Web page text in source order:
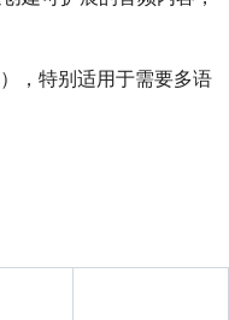
，特别适用于需要多语